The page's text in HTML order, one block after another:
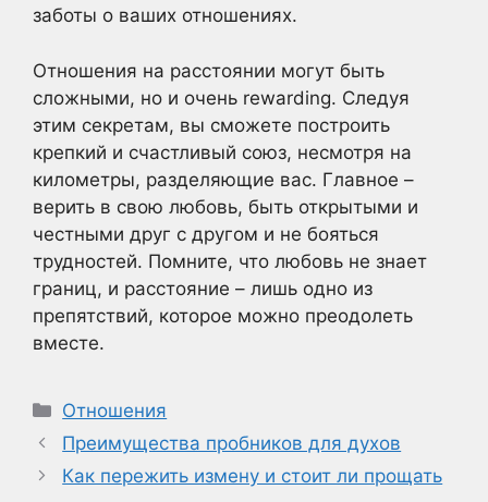
заботы о ваших отношениях.
Отношения на расстоянии могут быть
сложными, но и очень rewarding. Следуя
этим секретам, вы сможете построить
крепкий и счастливый союз, несмотря на
километры, разделяющие вас. Главное –
верить в свою любовь, быть открытыми и
честными друг с другом и не бояться
трудностей. Помните, что любовь не знает
границ, и расстояние – лишь одно из
препятствий, которое можно преодолеть
вместе.
Рубрики
Отношения
Преимущества пробников для духов
Как пережить измену и стоит ли прощать